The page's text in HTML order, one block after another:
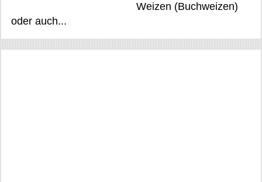
Weizen (Buchweizen)
oder auch...